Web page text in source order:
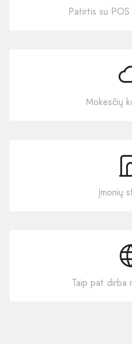
Patirtis su
Mokesčių
Įmonių
Taip pat dirba